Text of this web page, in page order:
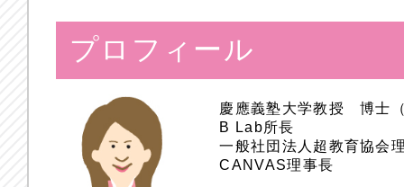
プロフィール
慶應義塾大学教授 博士
B Lab所長
一般社団法人超教育協会
CANVAS理事長